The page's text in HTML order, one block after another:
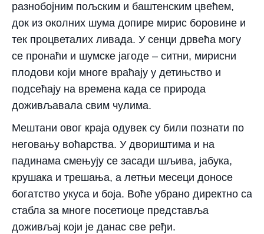
разнобојним пољским и баштенским цвећем,
док из околних шума допире мирис боровине и
тек процветалих ливада. У сенци дрвећа могу
се пронаћи и шумске јагоде – ситни, мирисни
плодови који многе враћају у детињство и
подсећају на времена када се природа
доживљавала свим чулима.
Мештани овог краја одувек су били познати по
неговању воћарства. У двориштима и на
падинама смењују се засади шљива, јабука,
крушака и трешања, а летњи месеци доносе
богатство укуса и боја. Воће убрано директно са
стабла за многе посетиоце представља
доживљај који је данас све ређи.